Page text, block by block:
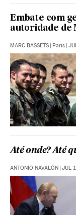
Embate com
autoridade de
MARC BASSETS Paris
Até onde? Até
ANTONIO NAVALÓN JUL